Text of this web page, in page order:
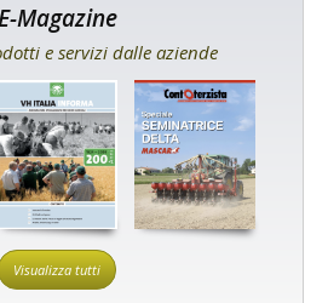
Magazine
e servizi dalle aziende
Visualizza tutti